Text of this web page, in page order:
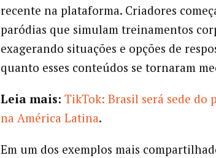
recente na plataforma. Criadores
paródias que simulam treinamentos
exagerando situações e opções de
quanto esses conteúdos se tornaram
Leia mais: TikTok: Brasil será sede do
na América Latina.
Em um dos exemplos mais